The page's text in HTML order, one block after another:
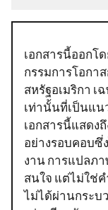
เอกสารนี้ออก
กรรมการโอกา
สหรัฐอเมริกา เ
เท่านั้นที่เป็นแน
เอกสารนี้แสดง
อย่างรอบคอบ
งาน การแปลภ
สนใจ แต่ไม่ใช่
ไม่ได้ผ่านกระบ